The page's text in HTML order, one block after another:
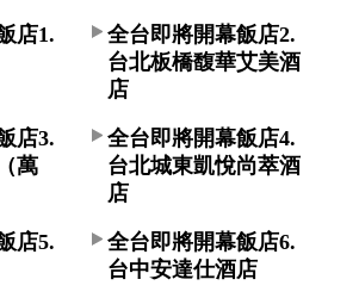
店1.
全台即將開幕飯店2.
台北板橋馥華艾美酒
店
店3.
萬
全台即將開幕飯店4.
台北城東凱悅尚萃酒
店
店5.
全台即將開幕飯店6.
台中安達仕酒店